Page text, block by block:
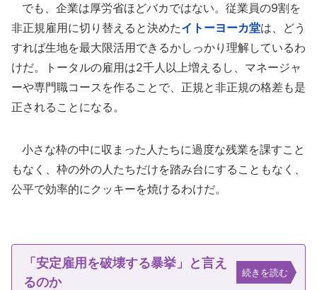
でも、企業は厚労省ほどバカではない。従業員の9割を
非正規雇用に切り替えると決めたイトーヨーカ堂は、どう
すれば生地を最大限活用できるかしっかり理解しているわ
けだ。トータルの雇用は2千人以上増えるし、マネージャ
ーや専門職コースを作ることで、正規と非正規の格差も是
正されることになる。
小さな枠の中に収まった人たちに過度な残業を課すこと
もなく、枠の外の人たちだけを踏み台にすることもなく、
公平で効率的にクッキーを焼けるわけだ。
「安定雇用を破壊する暴挙」と言え
るのか
続きを読む